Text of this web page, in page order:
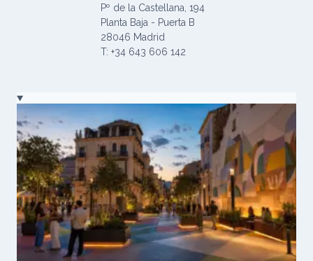
Pº de la Castellana, 194
Planta Baja - Puerta B
28046 Madrid
T: +34 643 606 142